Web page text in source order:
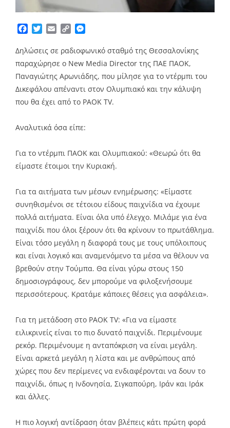
Facebook
TwitterEmailCopy
Δηλώσεις σε ραδιοφωνικό σταθμό της Θεσσαλονίκης
παραχώρησε ο New Media Director της ΠΑΕ ΠΑΟΚ,
Παναγιώτης Αρωνιάδης, που μίλησε για το ντέρμπι του
Δικεφάλου απέναντι στον Ολυμπιακό και την κάλυψη
που θα έχει από το PAOK TV.
Αναλυτικά όσα είπε:
Για το ντέρμπι ΠΑΟΚ και Ολυμπιακού: «Θεωρώ ότι θα
είμαστε έτοιμοι την Κυριακή.
Για τα αιτήματα των μέσων ενημέρωσης: «Είμαστε
συνηθισμένοι σε τέτοιου είδους παιχνίδια να έχουμε
πολλά αιτήματα. Είναι όλα υπό έλεγχο. Μιλάμε για ένα
παιχνίδι που όλοι ξέρουν ότι θα κρίνουν το πρωτάθλημα.
Είναι τόσο μεγάλη η διαφορά τους με τους υπόλοιπους
και είναι λογικό και αναμενόμενο τα μέσα να θέλουν να
βρεθούν στην Τούμπα. Θα είναι γύρω στους 150
δημοσιογράφους, δεν μπορούμε να φιλοξενήσουμε
περισσότερους. Κρατάμε κάποιες θέσεις για ασφάλεια».
Για τη μετάδοση στο PAOK TV: «Για να είμαστε
ειλικρινείς είναι το πιο δυνατό παιχνίδι. Περιμένουμε
ρεκόρ. Περιμένουμε η ανταπόκριση να είναι μεγάλη.
Είναι αρκετά μεγάλη η λίστα και με ανθρώπους από
χώρες που δεν περίμενες να ενδιαφέρονται να δουν το
παιχνίδι, όπως η Ινδονησία, Σιγκαπούρη, Ιράν και Ιράκ
και άλλες.
Η πιο λογική αντίδραση όταν βλέπεις κάτι πρώτη φορά